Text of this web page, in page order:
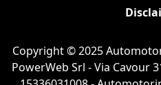
Copyright © 2025
PowerWeb Srl - Via Cavour